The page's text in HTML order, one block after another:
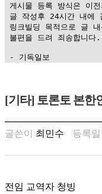
게시물 등록 방식은 이
글 작성후 24시간 내에
링크빌딩 목적으로 글
불편을 드려 죄송합니다
- 기독일보
만
찾
기
크
[기타] 토론토 본한
글쓴이 최민수 등록일
전임 교역자 청빙